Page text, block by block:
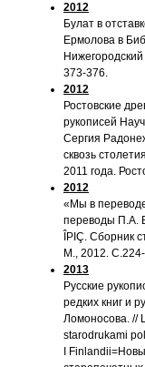
2012
Булат в
Ермолова в
373-376.
2012
Ростовские
рукописей
Сергия
сквозь
2011 года.
2012
«Мы в
переводы П.А.
ÎPIÇ. Сборник
М., 2012.
2013
Русские
редких книг и
Ломоносова. //
starodrukami
I